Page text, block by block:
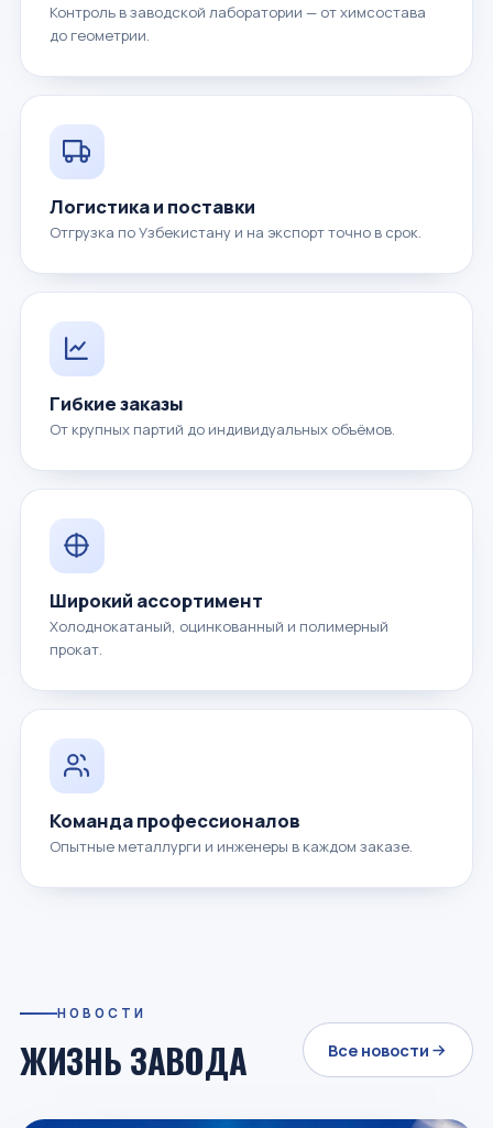
Контроль в заводской лаборатории — от химсостава
до геометрии.
Логистика и поставки
Отгрузка по Узбекистану и на экспорт точно в срок.
Гибкие заказы
От крупных партий до индивидуальных объёмов.
Широкий ассортимент
Холоднокатаный, оцинкованный и полимерный
прокат.
Команда профессионалов
Опытные металлурги и инженеры в каждом заказе.
НОВОСТИ
ЖИЗНЬ ЗАВОДА Все новости